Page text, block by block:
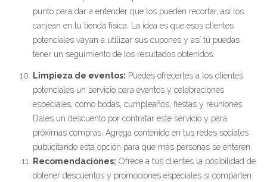
punto para dar a entender que los pueden recortar, así los
canjean en tu tienda física. La idea es que esos clientes
potenciales vayan a utilizar sus cupones y así tú puedas
tener un seguimiento de los resultados obtenidos.
Limpieza de eventos: Puedes ofrecerles a los clientes
potenciales un servicio para eventos y celebraciones
especiales, como bodas, cumpleaños, fiestas y reuniones.
Dales un descuento por contratar este servicio y para
próximas compras. Agrega contenido en tus redes sociales
publicitando esta opción para que más personas se enteren.
Recomendaciones: Ofrece a tus clientes la posibilidad de
obtener descuentos y promociones especiales si comparten